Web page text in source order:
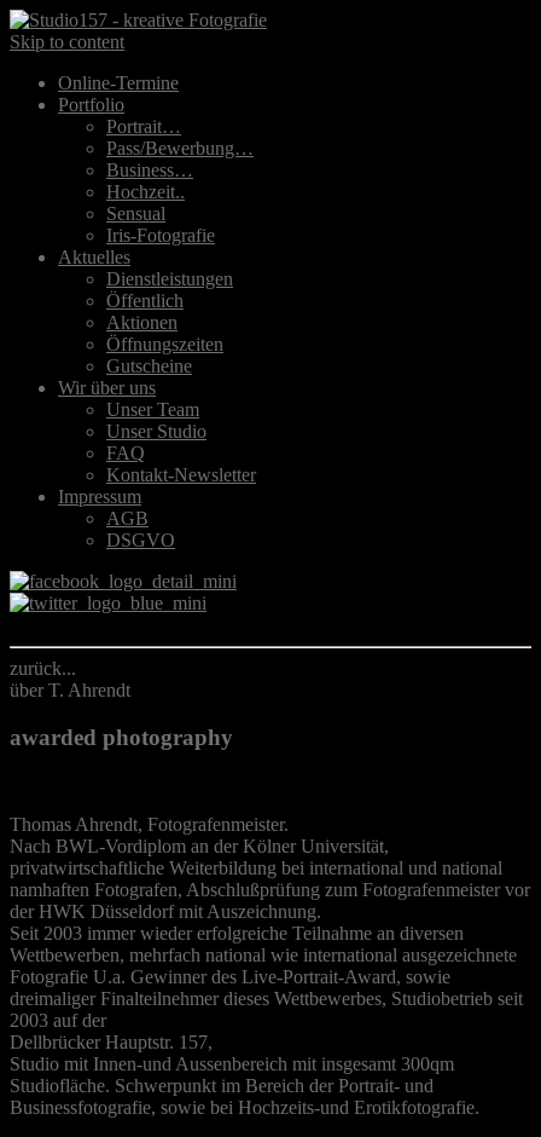
Skip to content
Online-Termine
Portfolio
Portrait…
Pass/Bewerbung…
Business…
Hochzeit..
Sensual
Iris-Fotografie
Aktuelles
Dienstleistungen
Öffentlich
Aktionen
Öffnungszeiten
Gutscheine
Wir über uns
Unser Team
Unser Studio
FAQ
Kontakt-Newsletter
Impressum
AGB
DSGVO
zurück...
über T. Ahrendt
awarded photography
Thomas Ahrendt, Fotografenmeister.
Nach BWL-Vordiplom an der Kölner Universität,
privatwirtschaftliche Weiterbildung bei international und national
namhaften Fotografen, Abschlußprüfung zum Fotografenmeister vor
der HWK Düsseldorf mit Auszeichnung.
Seit 2003 immer wieder erfolgreiche Teilnahme an diversen
Wettbewerben, mehrfach national wie international ausgezeichnete
Fotografie U.a. Gewinner des Live-Portrait-Award, sowie
dreimaliger Finalteilnehmer dieses Wettbewerbes, Studiobetrieb seit
2003 auf der
Dellbrücker Hauptstr. 157,
Studio mit Innen-und Aussenbereich mit insgesamt 300qm
Studiofläche. Schwerpunkt im Bereich der Portrait- und
Businessfotografie, sowie bei Hochzeits-und Erotikfotografie.